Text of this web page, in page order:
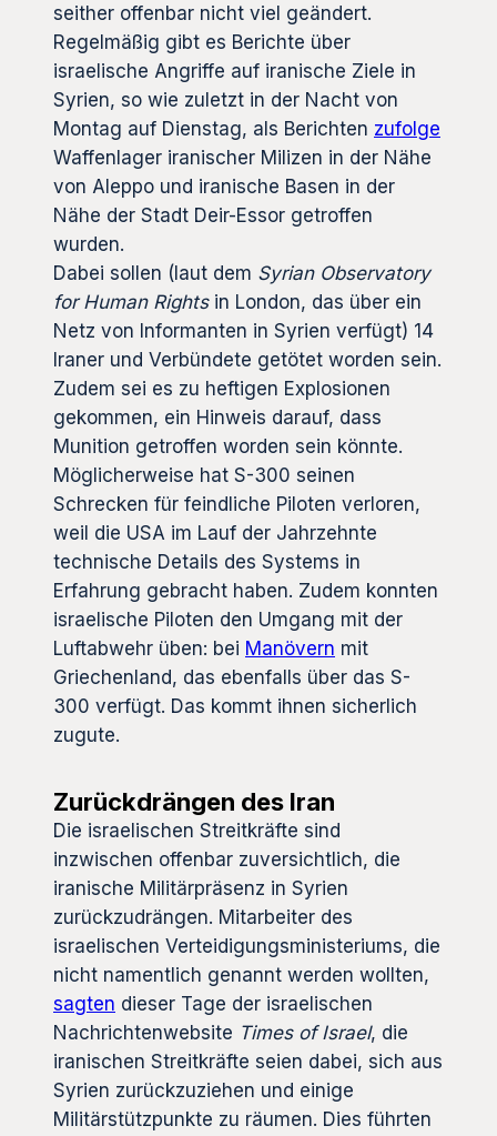
seither offenbar nicht viel geändert.
Regelmäßig gibt es Berichte über
israelische Angriffe auf iranische Ziele in
Syrien, so wie zuletzt in der Nacht von
Montag auf Dienstag, als Berichten zufolge
Waffenlager iranischer Milizen in der Nähe
von Aleppo und iranische Basen in der
Nähe der Stadt Deir-Essor getroffen
wurden.
Dabei sollen (laut dem Syrian Observatory
for Human Rightsin London, das über ein
Netz von Informanten in Syrien verfügt) 14
Iraner und Verbündete getötet worden sein.
Zudem sei es zu heftigen Explosionen
gekommen, ein Hinweis darauf, dass
Munition getroffen worden sein könnte.
Möglicherweise hat S-300 seinen
Schrecken für feindliche Piloten verloren,
weil die USA im Lauf der Jahrzehnte
technische Details des Systems in
Erfahrung gebracht haben. Zudem konnten
israelische Piloten den Umgang mit der
Luftabwehr üben: bei Manövern mit
Griechenland, das ebenfalls über das S-
300 verfügt. Das kommt ihnen sicherlich
zugute.
Zurückdrängen des Iran
Die israelischen Streitkräfte sind
inzwischen offenbar zuversichtlich, die
iranische Militärpräsenz in Syrien
zurückzudrängen. Mitarbeiter des
israelischen Verteidigungsministeriums, die
nicht namentlich genannt werden wollten,
sagten dieser Tage der israelischen
Nachrichtenwebsite Times of Israel, die
iranischen Streitkräfte seien dabei, sich aus
Syrien zurückzuziehen und einige
Militärstützpunkte zu räumen. Dies führten